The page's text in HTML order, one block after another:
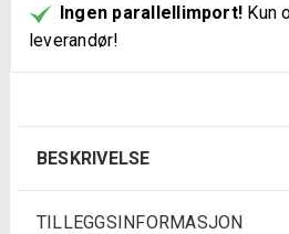
Ingen parallellimport! Kun
leverandør!
BESKRIVELSE
TILLEGGSINFORMASJON